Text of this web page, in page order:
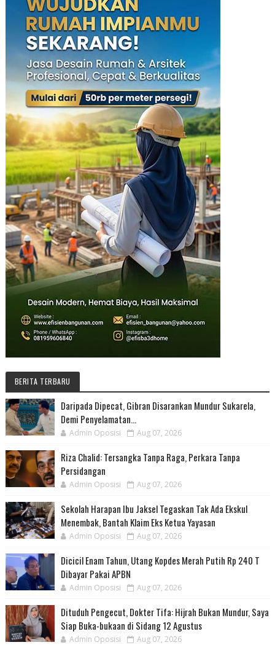
BERITA TERBARU
Daripada Dipecat, Gibran Disarankan Mundur Sukarela,
Demi Penyelamatan...
Admin Oposisi Aug 07, 2026
Riza Chalid: Tersangka Tanpa Raga, Perkara Tanpa
Persidangan
Admin Oposisi Aug 07, 2026
Sekolah Harapan Ibu Jaksel Tegaskan Tak Ada Ekskul
Menembak, Bantah Klaim Eks Ketua Yayasan
Admin Oposisi Aug 07, 2026
Dicicil Enam Tahun, Utang Kopdes Merah Putih Rp 240 T
Dibayar Pakai APBN
Admin Oposisi Aug 07, 2026
Dituduh Pengecut, Dokter Tifa: Hijrah Bukan Mundur, Saya
Siap Buka-bukaan di Sidang 12 Agustus
Admin Oposisi Aug 07, 2026